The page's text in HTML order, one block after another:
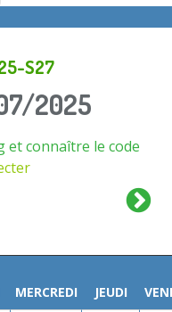
S27
2025
et connaître le code
MERCREDI JEUDI